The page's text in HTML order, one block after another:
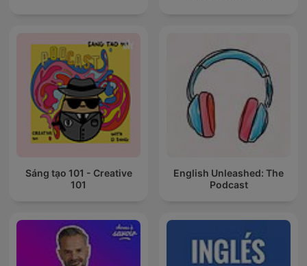
Sáng tạo 101 - Creative
101
English Unleashed: The
Podcast